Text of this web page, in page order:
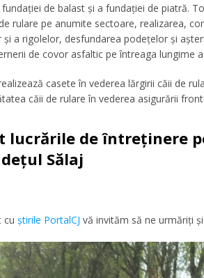
de balast și a fundației de piatră.
rulare pe anumite sectoare, realizarea,
și a rigolelor, desfundarea podețelor și
de covor asfaltic pe întreaga lungime
casete în vederea lărgirii căii de
căii de rulare în vederea asigurării
lucrările de întreținere
Sălaj
cu ştirile PortalCJ vă invităm să ne urmăriţi